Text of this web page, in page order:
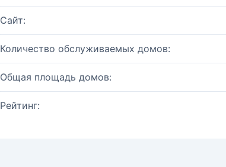
Сайт:
Количество обслуживаемых домов:
Общая площадь домов:
Рейтинг: